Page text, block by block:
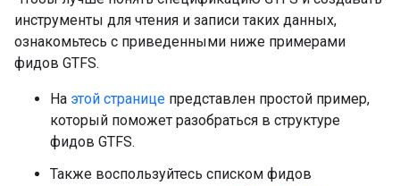
инструменты для чтения и записи таких данных,
ознакомьтесь с приведенными ниже примерами
фидов GTFS.
На этой странице представлен простой пример,
который поможет разобраться в структуре
фидов GTFS.
Также воспользуйтесь списком фидов